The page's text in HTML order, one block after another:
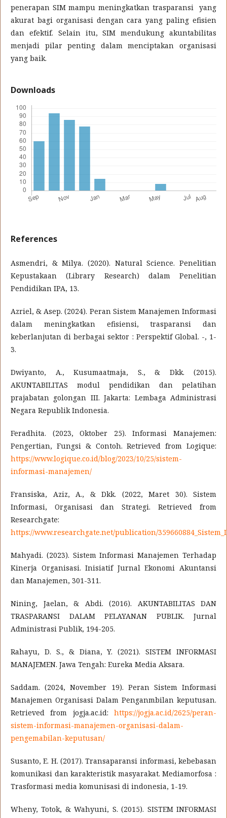
penerapan SIM mampu meningkatkan trasparansi yang
akurat bagi organisasi dengan cara yang paling efisien
dan efektif. Selain itu, SIM mendukung akuntabilitas
menjadi pilar penting dalam menciptakan organisasi
yang baik.
Downloads
References
Asmendri, & Milya. (2020). Natural Science. Penelitian
Kepustakaan (Library Research) dalam Penelitian
Pendidikan IPA, 13.
Azriel, & Asep. (2024). Peran Sistem Manajemen Informasi
dalam meningkatkan efisiensi, trasparansi dan
keberlanjutan di berbagai sektor : Perspektif Global. -, 1-
3.
Dwiyanto, A., Kusumaatmaja, S., & Dkk. (2015).
AKUNTABILITAS modul pendidikan dan pelatihan
prajabatan golongan III. Jakarta: Lembaga Administrasi
Negara Republik Indonesia.
Feradhita. (2023, Oktober 25). Informasi Manajemen:
Pengertian, Fungsi & Contoh. Retrieved from Logique:
https://www.logique.co.id/blog/2023/10/25/sistem-
informasi-manajemen/
Fransiska, Aziz, A., & Dkk. (2022, Maret 30). Sistem
Informasi, Organisasi dan Strategi. Retrieved from
Researchgate:
https://www.researchgate.net/publication/
Mahyadi. (2023). Sistem Informasi Manajemen Terhadap
Kinerja Organisasi. Inisiatif Jurnal Ekonomi Akuntansi
dan Manajemen, 301-311.
Nining, Jaelan, & Abdi. (2016). AKUNTABILITAS DAN
TRASPARANSI DALAM PELAYANAN PUBLIK. Jurnal
Administrasi Publik, 194-205.
Rahayu, D. S., & Diana, Y. (2021). SISTEM INFORMASI
MANAJEMEN. Jawa Tengah: Eureka Media Aksara.
Saddam. (2024, November 19). Peran Sistem Informasi
Manajemen Organisasi Dalam Penganmbilan keputusan.
Retrieved from jogja.ac.id: https://jogja.ac.id/2625/peran-
sistem-informasi-manajemen-organisasi-dalam-
pengemabilan-keputusan/
Susanto, E. H. (2017). Transaparansi informasi, kebebasan
komunikasi dan karakteristik masyarakat. Mediamorfosa :
Trasformasi media komunisasi di indonesia, 1-19.
Wheny, Totok, & Wahyuni, S. (2015). SISTEM INFORMASI